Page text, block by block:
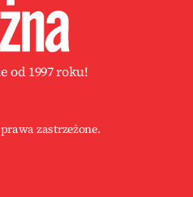
od 1997 roku!
zastrzeżone.